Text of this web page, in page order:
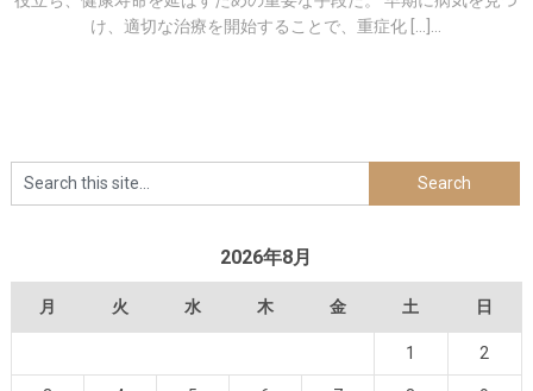
け、適切な治療を開始することで、重症化 […]...
2026年8月
月 火 水 木 金 土 日
1 2